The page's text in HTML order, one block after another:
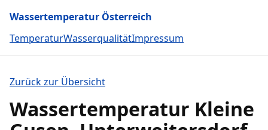
Wassertemperatur Österreich
TemperaturWasserqualitätImpressum
Zurück zur Übersicht
Wassertemperatur Kleine